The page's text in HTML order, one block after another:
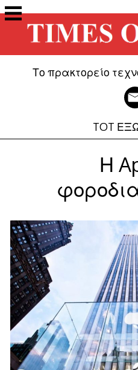
Μετάβαση
στο
περιεχόμενο
Το πρακτορείο
TOT
Η